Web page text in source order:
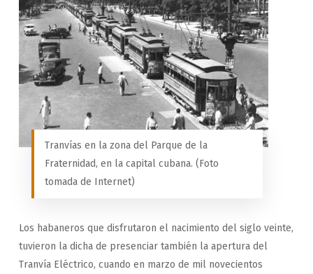
Tranvías en la zona del Parque de la
Fraternidad, en la capital cubana. (Foto
tomada de Internet)
Los habaneros que disfrutaron el nacimiento del siglo veinte,
tuvieron la dicha de presenciar también la apertura del
Tranvía Eléctrico, cuando en marzo de mil novecientos